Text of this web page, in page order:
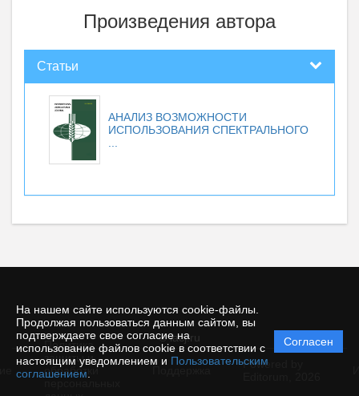
На нашем сайте используются cookie-файлы.
Продолжая пользоваться данным сайтом, вы
подтверждаете свое согласие на
использование файлов cookie в соответствии с
настоящим уведомлением и Пользовательским
соглашением
Согласен
Произведения автора
Статьи
АНАЛИЗ ВОЗМОЖНОСТИ
ИСПОЛЬЗОВАНИЯ СПЕКТРАЛЬНОГО
© iacj.ru
Политика
защиты и
обработки
Powered by